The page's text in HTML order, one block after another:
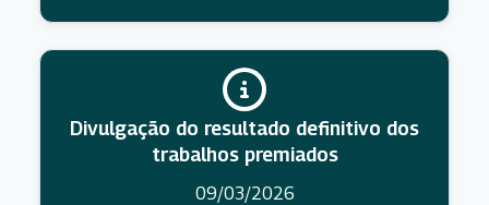
Divulgação do resultado definitivo dos
trabalhos premiados
09/03/2026